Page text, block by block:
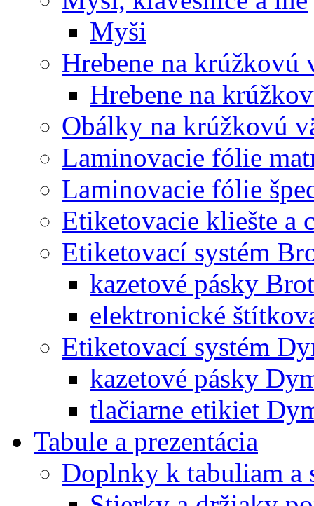
Myši
Hrebene na krúžkovú
Hrebene na
Obálky na krúžkovú
Laminovacie fólie
Laminovacie fólie
Etiketovacie kliešte a
Etiketovací systém
kazetové pásky
elektronické
Etiketovací systém
kazetové pásky
tlačiarne etikiet
Tabule a prezentácia
Doplnky k tabuliam a